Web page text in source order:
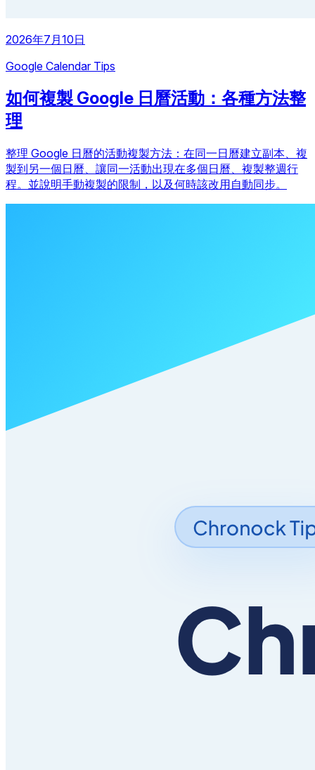
2026年7月10日
Google Calendar Tips
如何複製 Google 日曆活動：各種方法整
理
整理 Google 日曆的活動複製方法：在同一日曆建立副本、複
製到另一個日曆、讓同一活動出現在多個日曆、複製整週行
程。並說明手動複製的限制，以及何時該改用自動同步。